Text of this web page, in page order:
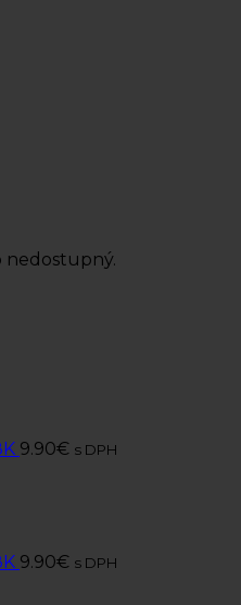
nedostupný.
9.90€ s DPH
9.90€ s DPH